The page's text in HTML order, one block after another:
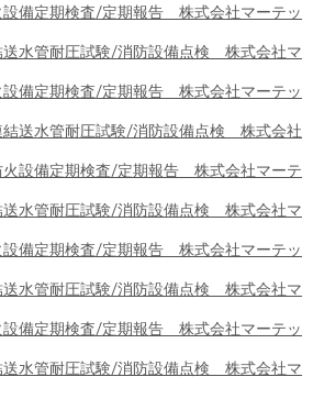
備定期検査/定期報告 株式会社マーテッ
送水管耐圧試験/消防設備点検 株式会社マ
備定期検査/定期報告 株式会社マーテッ
結送水管耐圧試験/消防設備点検 株式会社
火設備定期検査/定期報告 株式会社マーテ
送水管耐圧試験/消防設備点検 株式会社マ
備定期検査/定期報告 株式会社マーテッ
送水管耐圧試験/消防設備点検 株式会社マ
備定期検査/定期報告 株式会社マーテッ
送水管耐圧試験/消防設備点検 株式会社マ